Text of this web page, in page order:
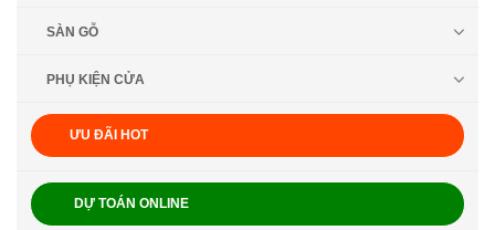
SÀN GỖ
PHỤ KIỆN CỬA
ƯU ĐÃI HOT
DỰ TOÁN ONLINE